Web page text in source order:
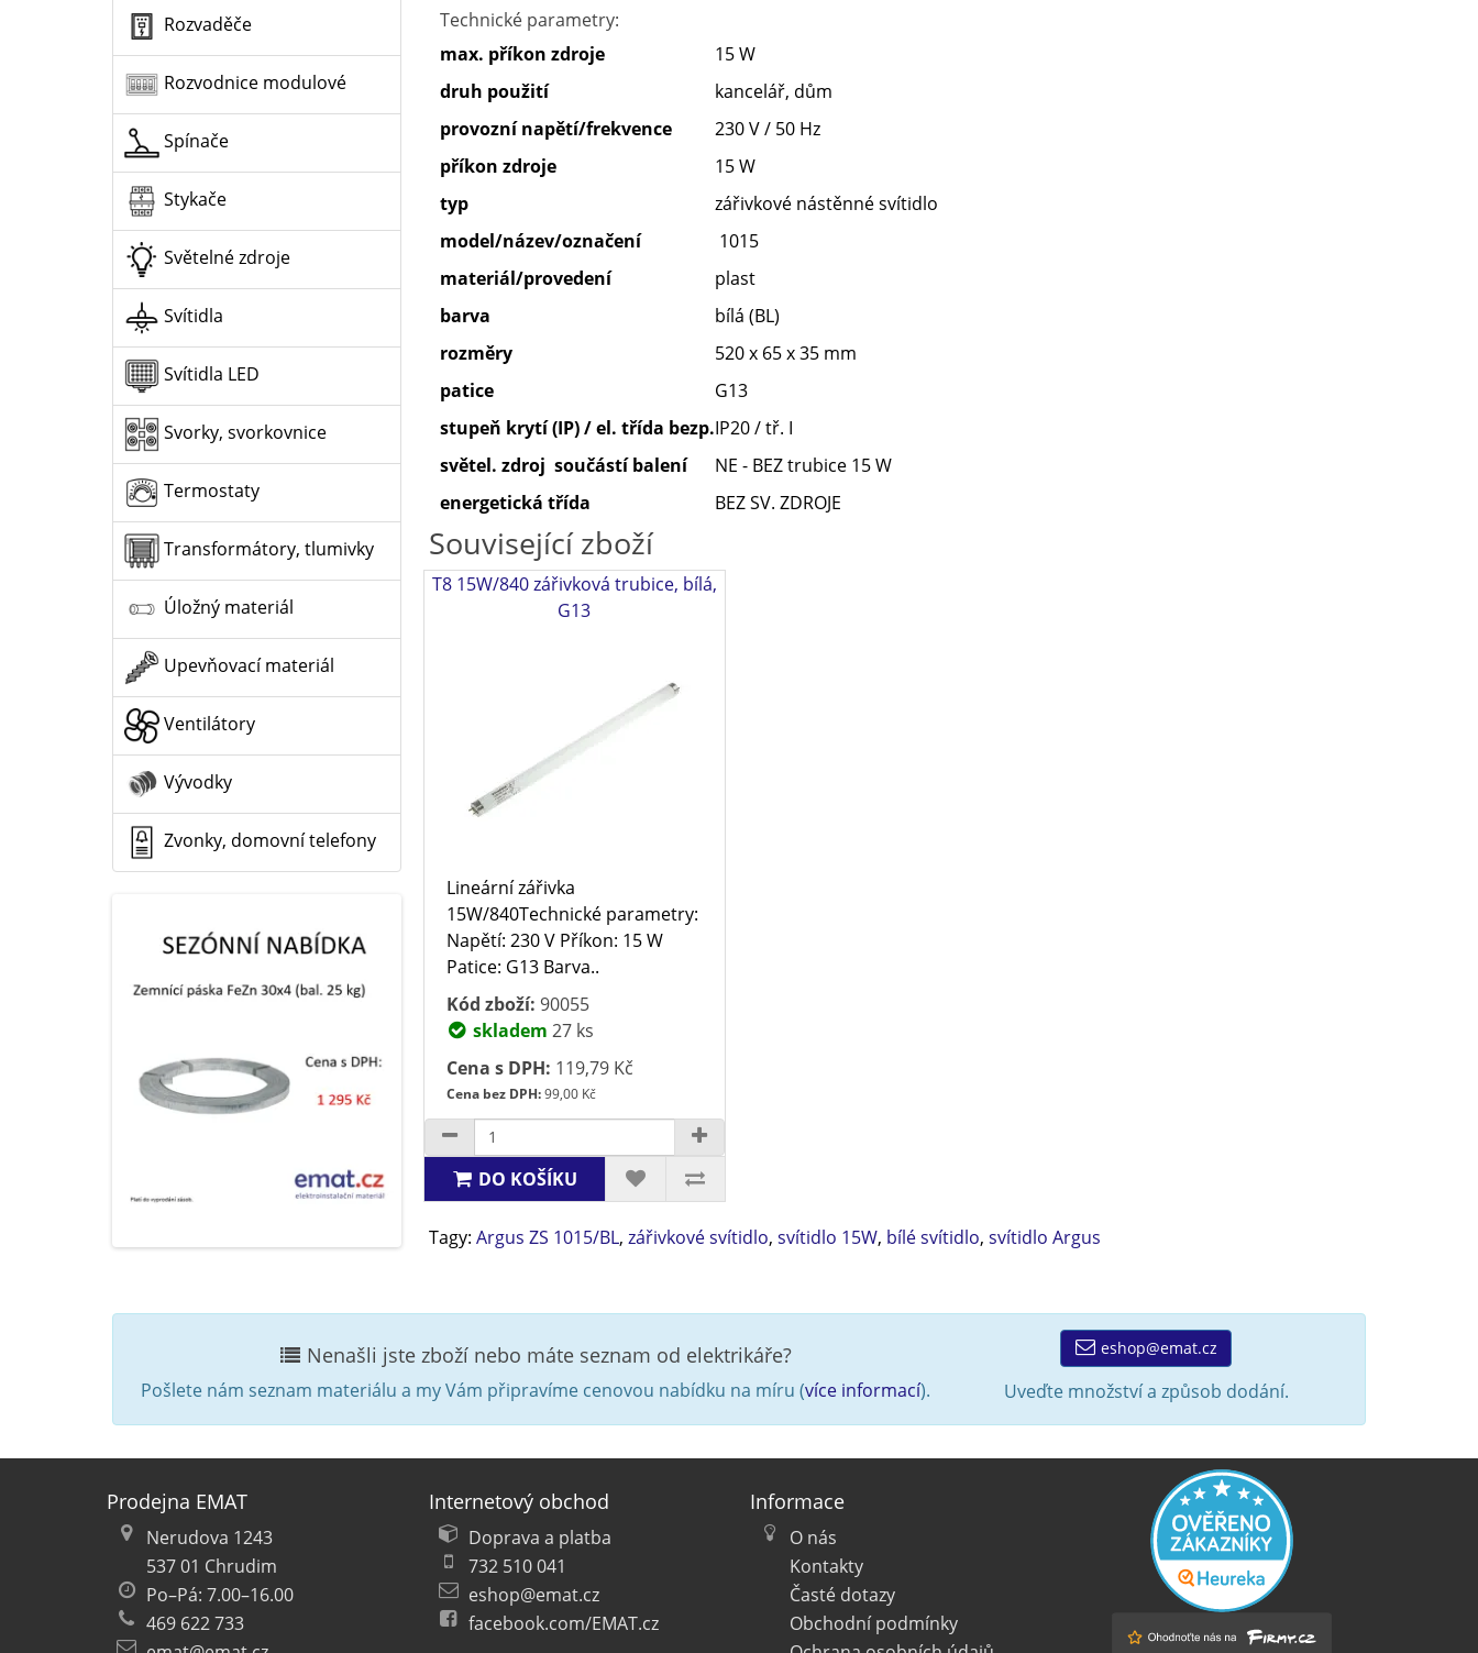
Rozvaděče
Rozvodnice modulové
Spínače
Stykače
Světelné zdroje
Svítidla
Svítidla LED
Svorky, svorkovnice
Termostaty
Transformátory, tlumivky
Úložný materiál
Upevňovací materiál
Ventilátory
Vývodky
Zvonky, domovní telefony
Technické parametry:
max. příkon zdroje
15 W
druh použití
kancelář, dům
provozní napětí/frekvence
230 V / 50 Hz
příkon zdroje
15 W
typ
zářivkové nástěnné svítidlo
model/název/označení
1015
materiál/provedení
plast
barva
bílá (BL)
rozměry
520 x 65 x 35 mm
patice
G13
stupeň krytí (IP) / el. třída bezp.IP20 / tř. I
světel. zdroj součástí balení
NE - BEZ trubice 15 W
energetická třída
BEZ SV. ZDROJE
Související zboží
T8 15W/840 zářivková trubice, bílá,
G13
Lineární zářivka
15W/840Technické parametry:
Napětí: 230 V Příkon: 15 W
Patice: G13 Barva..
Kód zboží: 90055
skladem 27 ks
Cena s DPH: 119,79 Kč
Cena bez DPH:99,00 Kč
DO KOŠÍKU
Tagy: Argus ZS 1015/BL, zářivkové svítidlo, svítidlo 15W, bílé svítidlo, svítidlo Argus
Nenašli jste zboží nebo máte seznam od elektrikáře?
Pošlete nám seznam materiálu a my Vám připravíme cenovou nabídku na míru (více informací).
eshop@emat.cz
Uveďte množství a způsob dodání.
Prodejna EMAT
Nerudova 1243
537 01 Chrudim
Po–Pá: 7.00–16.00
469 622 733
Internetový obchod
Doprava a platba
732 510 041
eshop@emat.cz
facebook.com/EMAT.cz
Informace
O nás
Kontakty
Časté dotazy
Obchodní podmínky